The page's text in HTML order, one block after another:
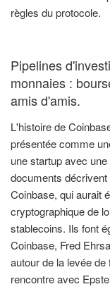
règles du protocole.
Pipelines
monnaies :
amis d'amis.
L'histoire de
présentée comme
une startup avec
documents
Coinbase, qui aurait
cryptographique de
stablecoins. Ils font
Coinbase, Fred
autour de la levée
rencontre avec